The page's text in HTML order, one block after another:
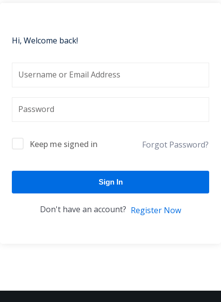
Hi, Welcome back!
Keep me signed in Forgot Password?
Sign In
Don't have an account? Register Now